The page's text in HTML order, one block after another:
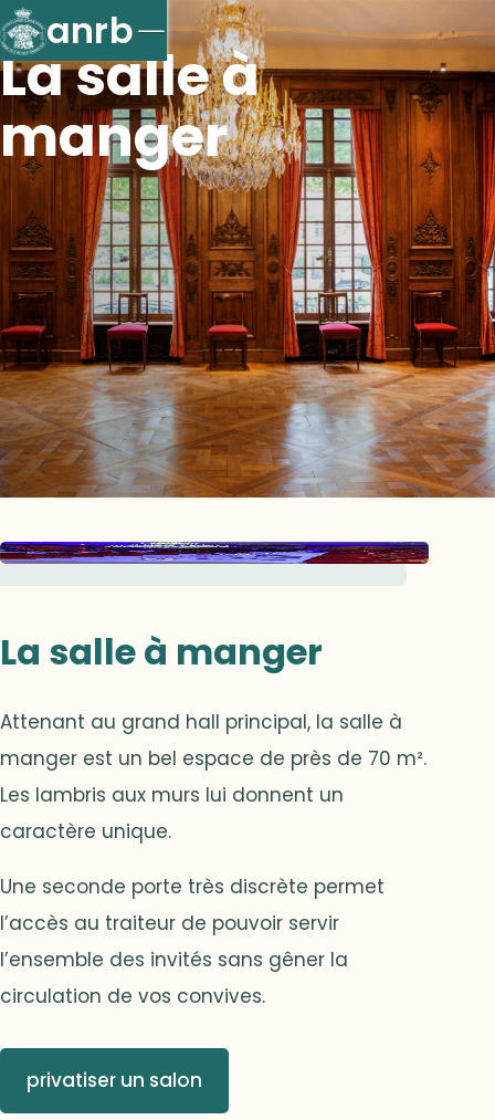
anrb
La salle à
manger
La salle à manger
Attenant au grand hall principal, la salle à
manger est un bel espace de près de 70 m².
Les lambris aux murs lui donnent un
caractère unique.
Une seconde porte très discrète permet
l’accès au traiteur de pouvoir servir
l’ensemble des invités sans gêner la
circulation de vos convives.
privatiser un salon